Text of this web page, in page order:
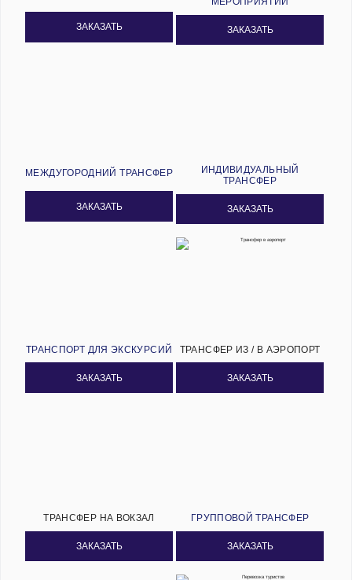
ЗАКАЗАТЬ ЗАКАЗАТЬ
МЕЖДУГОРОДНИЙ ТРАНСФЕР
ЗАКАЗАТЬ
ИНДИВИДУАЛЬНЫЙ
ТРАНСФЕР
ЗАКАЗАТЬ
ТРАНСПОРТ ДЛЯ ЭКСКУРСИЙ
ЗАКАЗАТЬ
ТРАНСФЕР ИЗ / В АЭРОПОРТ
ЗАКАЗАТЬ
ТРАНСФЕР НА ВОКЗАЛ
ЗАКАЗАТЬ
ГРУППОВОЙ ТРАНСФЕР
ЗАКАЗАТЬ